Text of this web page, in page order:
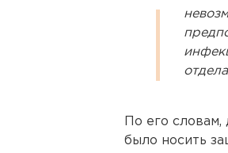
По его
было носить